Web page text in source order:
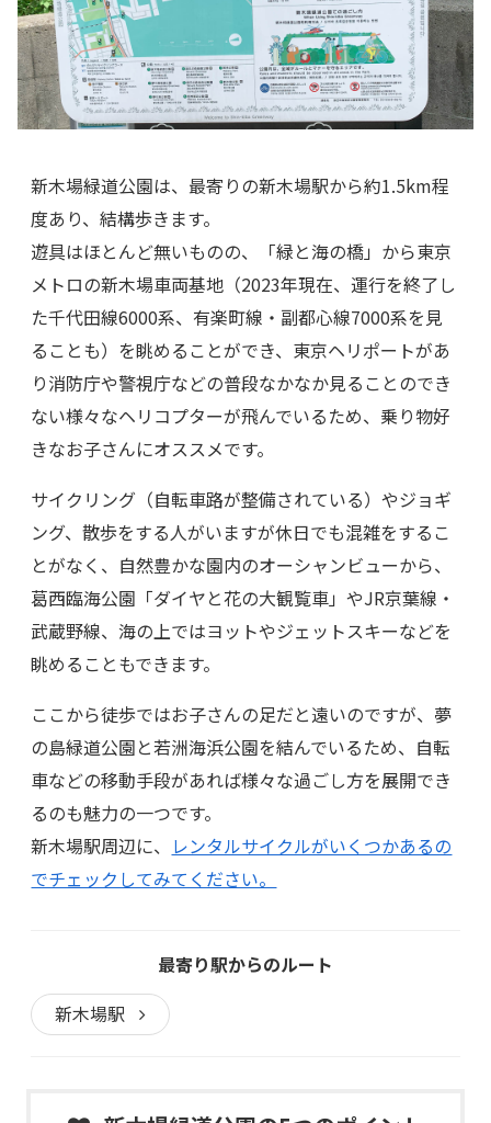
新木場緑道公園は、最寄りの新木場駅から約1.5km程
度あり、結構歩きます。
遊具はほとんど無いものの、「緑と海の橋」から東京
メトロの新木場車両基地（2023年現在、運行を終了し
た千代田線6000系、有楽町線・副都心線7000系を見
ることも）を眺めることができ、東京ヘリポートがあ
り消防庁や警視庁などの普段なかなか見ることのでき
ない様々なヘリコプターが飛んでいるため、乗り物好
きなお子さんにオススメです。
サイクリング（自転車路が整備されている）やジョギ
ング、散歩をする人がいますが休日でも混雑をするこ
とがなく、自然豊かな園内のオーシャンビューから、
葛西臨海公園「ダイヤと花の大観覧車」やJR京葉線・
武蔵野線、海の上ではヨットやジェットスキーなどを
眺めることもできます。
ここから徒歩ではお子さんの足だと遠いのですが、夢
の島緑道公園と若洲海浜公園を結んでいるため、自転
車などの移動手段があれば様々な過ごし方を展開でき
るのも魅力の一つです。
新木場駅周辺に、 レンタルサイクルがいくつかあるの
でチェックしてみてください。
最寄り駅からのルート
新木場駅